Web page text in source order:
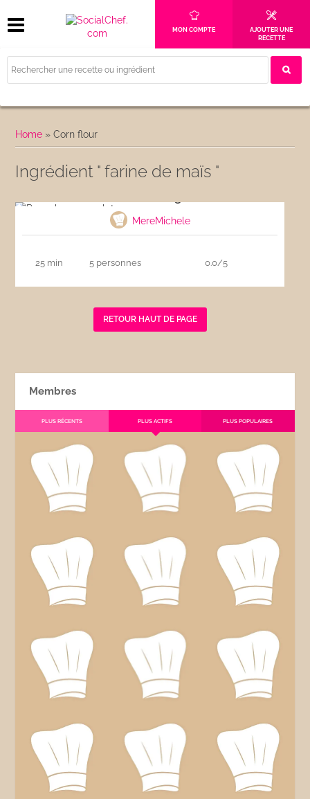
MON COMPTE
AJOUTER UNE
RECETTE
Home »Corn flour
Ingrédient " farine de maïs "
MereMichele
25 min 5 personnes 0.0/5
RETOUR HAUT DE PAGE
Membres
PLUS RÉCENTS PLUS ACTIFS PLUS POPULAIRES